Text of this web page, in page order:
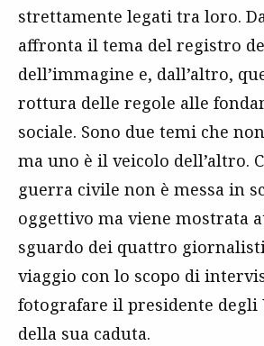
strettamente legati tra loro.
affronta il tema del registro
dell’immagine e, dall’altro,
rottura delle regole alle
sociale. Sono due temi che
ma uno è il veicolo dell’altro.
guerra civile non è messa in
oggettivo ma viene mostrata
sguardo dei quattro
viaggio con lo scopo di
fotografare il presidente degli
della sua caduta.